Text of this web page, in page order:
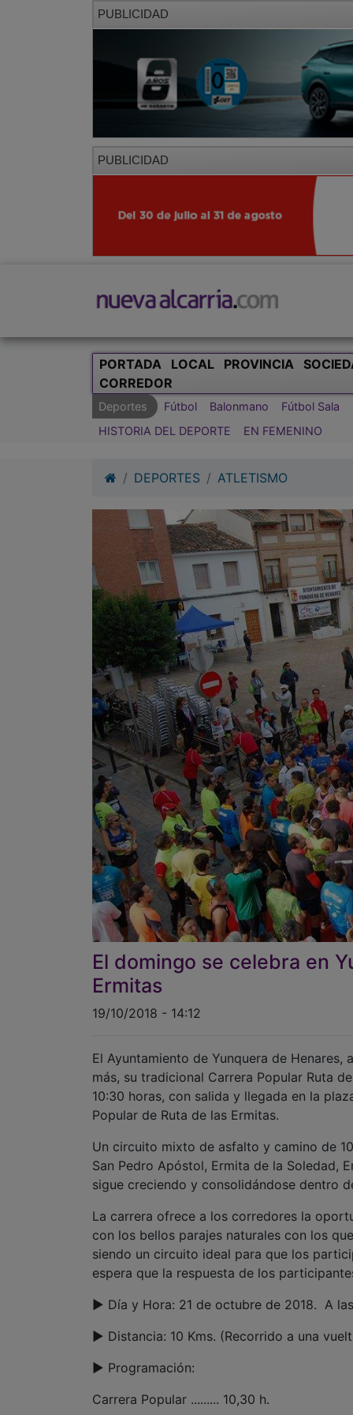
PUBLICIDAD
PUBLICIDAD
PORTADA LOCAL PROVINCIA
CORREDOR
Deportes Fútbol Balonmano Fútbol Sala
HISTORIA DEL DEPORTE
EN FEMENINO
DEPORTES ATLETISMO
El domingo se celebra en
Ermitas
19/10/2018 - 14:12
El Ayuntamiento de Yunquera de
más, su tradicional Carrera Popular Ruta
10:30 horas, con salida y llegada en la
Popular de Ruta de las Ermitas.
Un circuito mixto de asfalto y camino de
San Pedro Apóstol, Ermita de la Soledad,
sigue creciendo y consolidándose dentro
La carrera ofrece a los corredores la
con los bellos parajes naturales con los
siendo un circuito ideal para que los
espera que la respuesta de los
► Día y Hora: 21 de octubre de 2018. A
► Distancia: 10 Kms. (Recorrido a una
► Programación:
Carrera Popular ......... 10,30 h.